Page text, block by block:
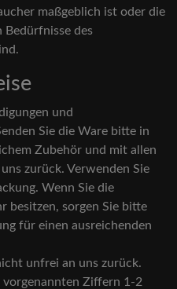
maßgeblich ist oder die
Bedürfnisse des
und
Sie die Ware bitte in
Zubehör und mit allen
zurück. Verwenden Sie
Wenn Sie die
besitzen, sorgen Sie bitte
für einen ausreichenden
unfrei an uns zurück.
vorgenannten Ziffern 1-2